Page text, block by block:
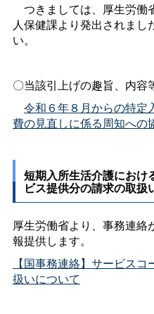
つきましては、厚生労働
人保健課より発出されまし
い。
〇当該引上げの趣旨、内容
令和６年８月からの特定
費の見直しに係る周知への
短期入所生活介護におけ
ビス提供分の請求の取扱
厚生労働省より、事務連絡
報提供します。
【国事務連絡】サービス
扱いについて